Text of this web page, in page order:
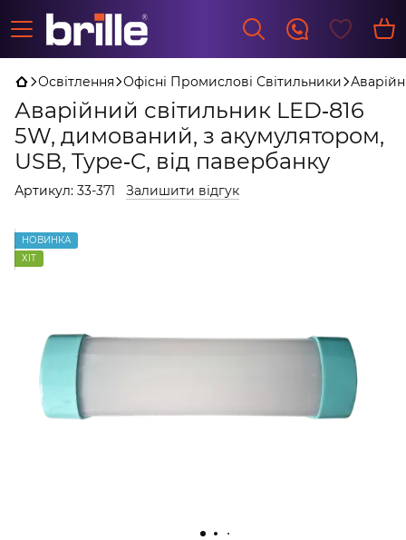
Освітлення Офісні Промислові Світильники
Аварійний світильник LED‑816
5W, димований, з акумулятором,
USB, Type‑C, від павербанку
Артикул: 33-371 Залишити відгук
НОВИНКА
ХІТ